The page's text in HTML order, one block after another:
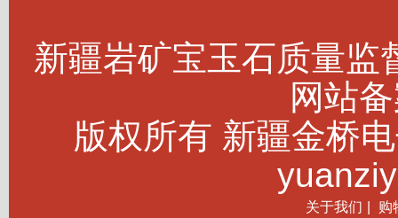
新疆岩矿宝玉石质量监
网站
版权所有 新疆金桥
关于我们 购